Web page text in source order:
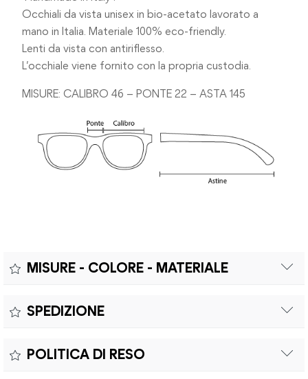
Occhiali da vista unisex in bio-acetato lavorato a
mano in Italia. Materiale 100% eco-friendly.
Lenti da vista con antiriflesso.
L’occhiale viene fornito con la propria custodia.
MISURE: CALIBRO 46 – PONTE 22 – ASTA 145
MISURE - COLORE - MATERIALE
Colore:
SPEDIZIONE
conforme alle direttive vigenti. La garanzia copre eventuali
POLITICA DI RESO